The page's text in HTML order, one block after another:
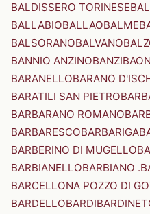
BALDISSERO TORINESE
BALLABIOBALLAOBALME
BALSORANOBALVANO
BANNIO ANZINOBANZI
BARANELLOBARANO
BARATILI SAN PIETRO
BARBARANO ROMANO
BARBARESCOBARBARIGA
BARBERINO DI MUGELLO
BARBIANELLOBARBIANO
BARCELLONA POZZO DI
BARDELLOBARDI